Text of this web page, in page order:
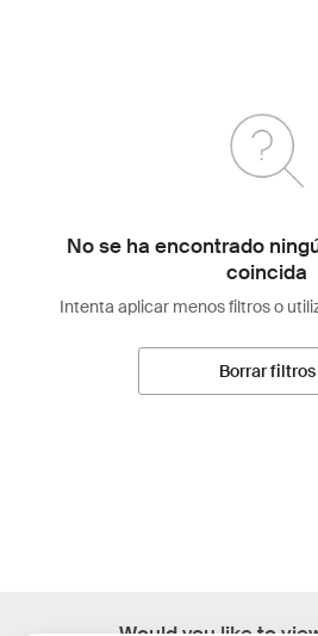
No se ha encontrado
coincida
Intenta aplicar menos filtros o
Borrar filtros